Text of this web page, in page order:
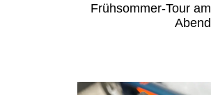
Frühsommer-Tour am
Abend